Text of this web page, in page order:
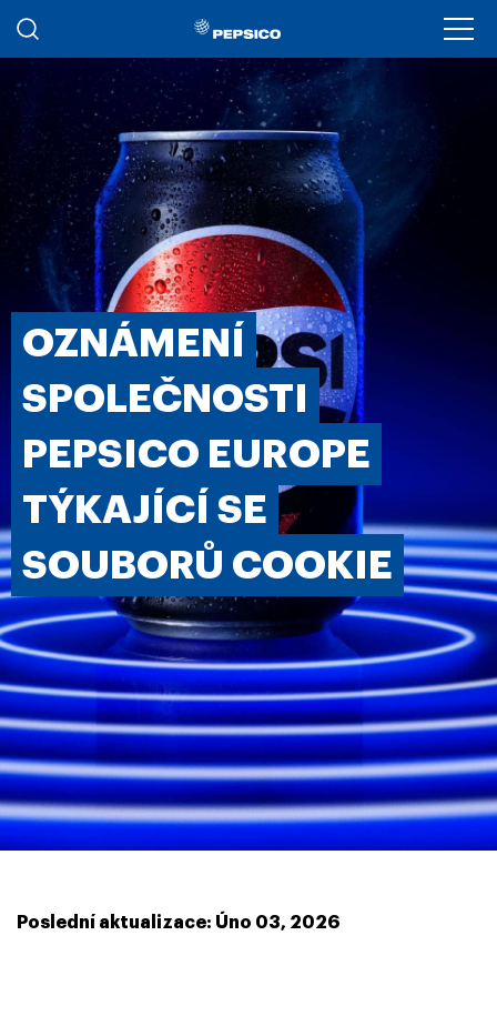
Přejít k hlavnímu obsahu
OZNÁMENÍ
SPOLEČNOSTI
PEPSICO EUROPE
TÝKAJÍCÍ SE
SOUBORŮ COOKIE
Poslední aktualizace: Úno 03, 2026